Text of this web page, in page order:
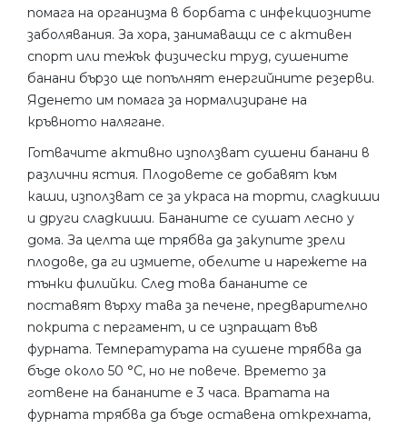
помага на организма в борбата с инфекциозните
заболявания. За хора, занимаващи се с активен
спорт или тежък физически труд, сушените
банани бързо ще попълнят енергийните резерви.
Яденето им помага за нормализиране на
кръвното налягане.
Готвачите активно използват сушени банани в
различни ястия. Плодовете се добавят към
каши, използват се за украса на торти, сладкиши
и други сладкиши. Бананите се сушат лесно у
дома. За целта ще трябва да закупите зрели
плодове, да ги измиете, обелите и нарежете на
тънки филийки. След това бананите се
поставят върху тава за печене, предварително
покрита с пергамент, и се изпращат във
фурната. Температурата на сушене трябва да
бъде около 50 °C, но не повече. Времето за
готвене на бананите е 3 часа. Вратата на
фурната трябва да бъде оставена открехната,